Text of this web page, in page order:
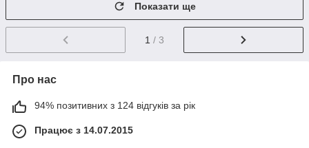
Показати ще
1 / 3
Про нас
94% позитивних з 124 відгуків за рік
Працює з 14.07.2015